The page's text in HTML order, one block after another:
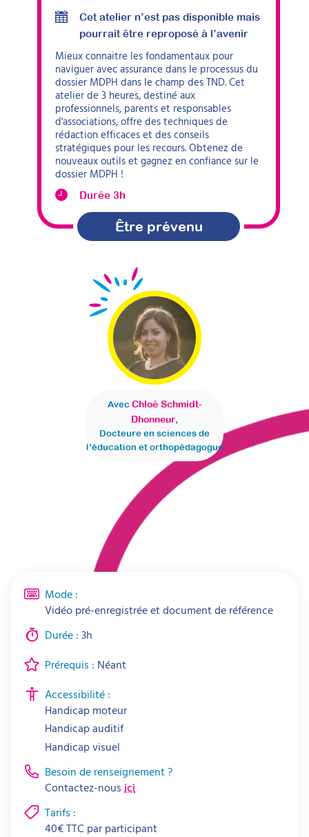
Cet atelier n’est pas disponible mais
pourrait être reproposé à l’avenir
Mieux connaitre les fondamentaux pour
naviguer avec assurance dans le processus du
dossier MDPH dans le champ des TND. Cet
atelier de 3 heures, destiné aux
professionnels, parents et responsables
d'associations, offre des techniques de
rédaction efficaces et des conseils
stratégiques pour les recours. Obtenez de
nouveaux outils et gagnez en confiance sur le
dossier MDPH !
Durée 3h
Être prévenu
Avec Chloé Schmidt-
Dhonneur,
Docteure en sciences de
l’éducation et orthopédagogue
Mode :
Vidéo pré-enregistrée et document de référence
Durée : 3h
Prérequis : Néant
Accessibilité :
Handicap moteur
Handicap auditif
Handicap visuel
Besoin de renseignement ?
Contactez-nous ici
Tarifs :
40€TTC par participant